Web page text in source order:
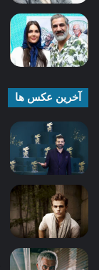
آخرین عکس ها